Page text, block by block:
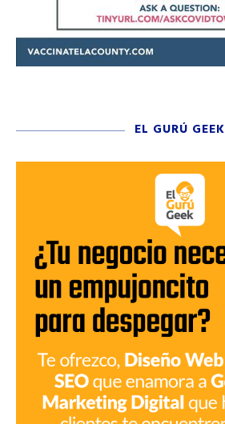
EL GURÚ GEEK